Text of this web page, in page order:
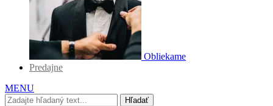
Obliekame
Predajne
MENU
Hľadať